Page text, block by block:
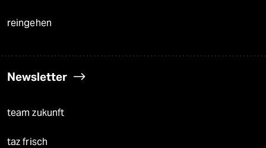
reingehen
Newsletter
team zukunft
taz frisch